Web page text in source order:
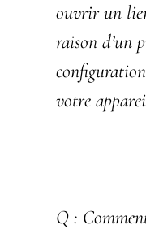
ouvrir un
raison d’un
votre
Q :